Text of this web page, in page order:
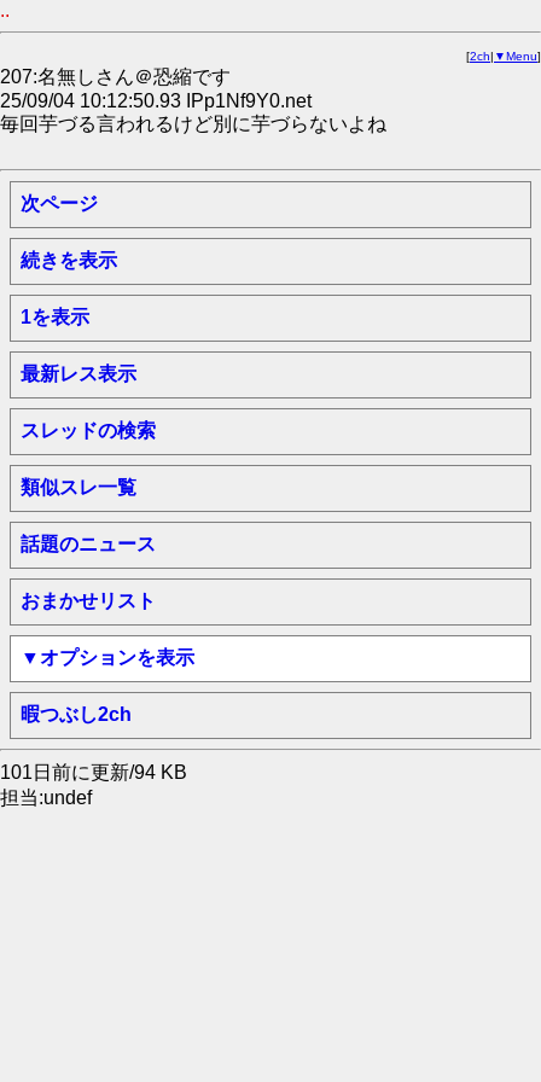
..
[2ch| ▼Menu]
207:名無しさん＠恐縮です
25/09/04 10:12:50.93 IPp1Nf9Y0.net
毎回芋づる言われるけど別に芋づらないよね
次ページ
続きを表示
1を表示
最新レス表示
スレッドの検索
類似スレ一覧
話題のニュース
おまかせリスト
▼オプションを表示
暇つぶし2ch
101日前に更新/94 KB
担当:undef